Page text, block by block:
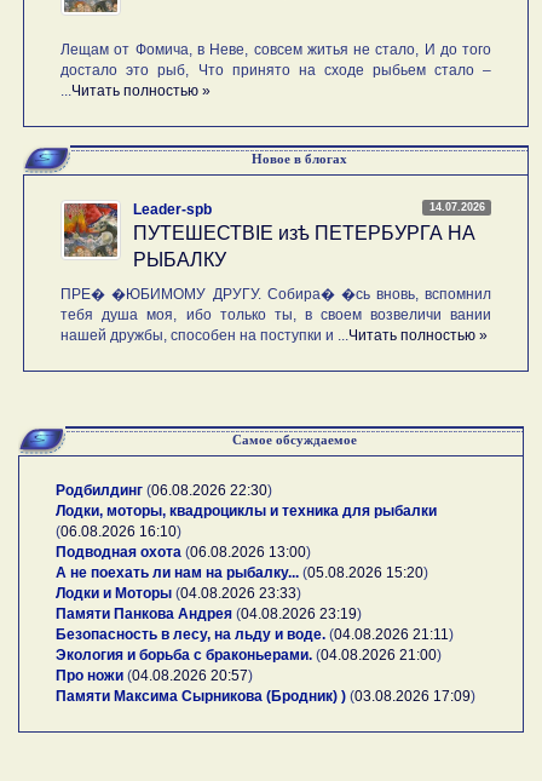
Лещам от Фомича, в Неве, совсем житья не стало, И до того
достало это рыб, Что принято на сходе рыбьем стало –
...Читать полностью »
Новое в блогах
14.07.2026
Leader-spb
ПУТЕШЕСТВIE изѣ ПЕТЕРБУРГА НА
РЫБАЛКУ
ПРЕ� �ЮБИМОМУ ДРУГУ. Собира� �сь вновь, вспомнил
тебя душа моя, ибо только ты, в своем возвеличи вании
нашей дружбы, способен на поступки и ...Читать полностью »
Самое обсуждаемое
Родбилдинг (06.08.2026 22:30)
Лодки, моторы, квадроциклы и техника для рыбалки
(06.08.2026 16:10)
Подводная охота (06.08.2026 13:00)
А не поехать ли нам на рыбалку... (05.08.2026 15:20)
Лодки и Моторы (04.08.2026 23:33)
Памяти Панкова Андрея (04.08.2026 23:19)
Безопасность в лесу, на льду и воде. (04.08.2026 21:11)
Экология и борьба с браконьерами. (04.08.2026 21:00)
Про ножи (04.08.2026 20:57)
Памяти Максима Сырникова (Бродник) ) (03.08.2026 17:09)